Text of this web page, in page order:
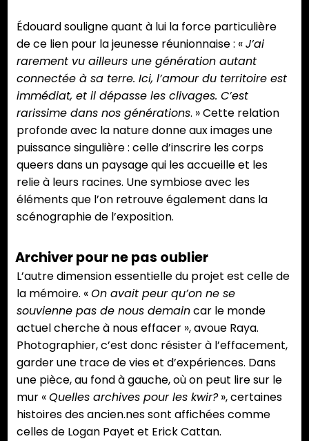
Édouard souligne quant à lui la force particulière
de ce lien pour la jeunesse réunionnaise : «J’ai
rarement vu ailleurs une génération autant
connectée à sa terre. Ici, l’amour du territoire est
immédiat, et il dépasse les clivages. C’est
rarissime dans nos générations. » Cette relation
profonde avec la nature donne aux images une
puissance singulière : celle d’inscrire les corps
queers dans un paysage qui les accueille et les
relie à leurs racines. Une symbiose avec les
éléments que l’on retrouve également dans la
scénographie de l’exposition.
Archiver pour ne pas oublier
L’autre dimension essentielle du projet est celle de
la mémoire. «On avait peur qu’on ne se
souvienne pas de nous demaincar le monde
actuel cherche à nous effacer », avoue Raya.
Photographier, c’est donc résister à l’effacement,
garder une trace de vies et d’expériences. Dans
une pièce, au fond à gauche, où on peut lire sur le
mur «Quelles archives pour les kwir?», certaines
histoires des ancien.nes sont affichées comme
celles de Logan Payet et Erick Cattan.